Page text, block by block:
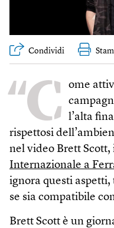
Condividi
“C
ome
l’alta
rispettosi
nel video Brett
Internazionale a
ignora questi
se sia compatibile
Brett Scott è un